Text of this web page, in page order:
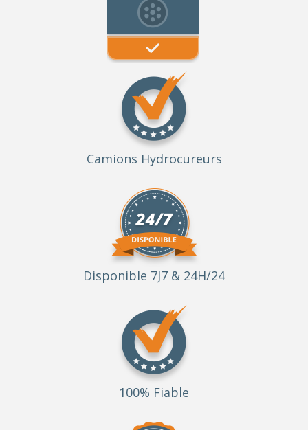
Camions Hydrocureurs
Disponible 7J7 & 24H/24
100% Fiable